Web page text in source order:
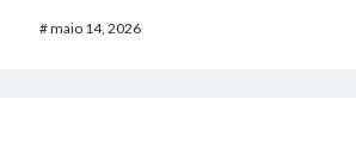
#maio 14, 2026